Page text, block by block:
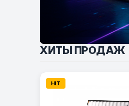
ХИТЫ ПРОДАЖ
HIT